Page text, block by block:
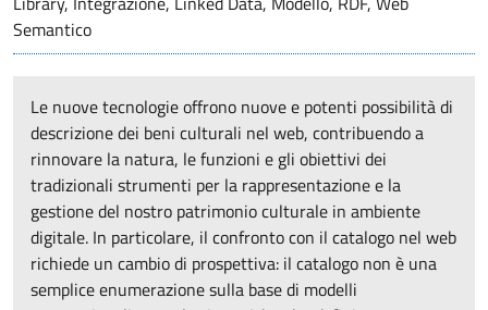
Semantico
Le nuove tecnologie offrono nuove e potenti possibilità di
descrizione dei beni culturali nel web, contribuendo a
rinnovare la natura, le funzioni e gli obiettivi dei
tradizionali strumenti per la rappresentazione e la
gestione del nostro patrimonio culturale in ambiente
digitale. In particolare, il confronto con il catalogo nel web
richiede un cambio di prospettiva: il catalogo non è una
semplice enumerazione sulla base di modelli